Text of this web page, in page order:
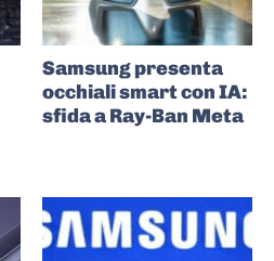
Samsung presenta
occhiali smart con IA:
sfida a Ray-Ban Meta